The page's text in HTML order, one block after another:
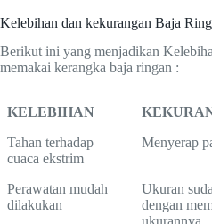
Kelebihan dan kekurangan Baja
Berikut ini yang menjadikan
memakai kerangka baja ringan :
KELEBIHAN
Tahan terhadap
cuaca ekstrim
Menyerap
Perawatan mudah
dilakukan
Ukuran
dengan